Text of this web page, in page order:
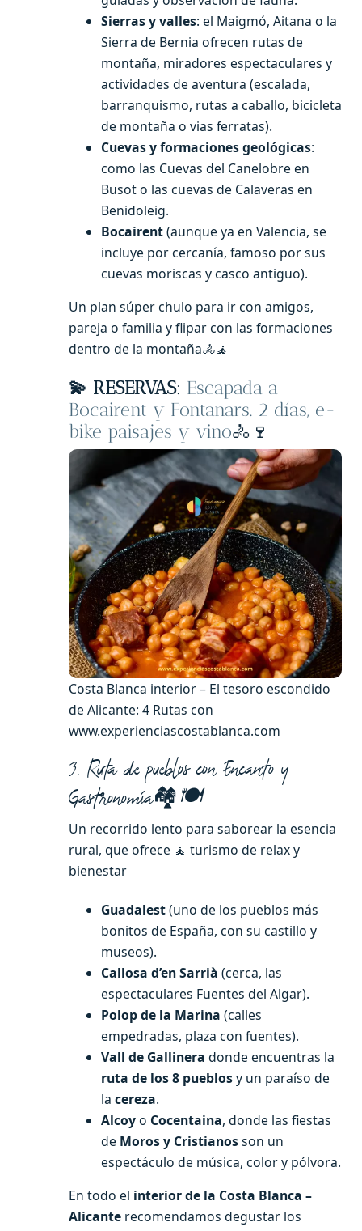
Sierras y valles: el Maigmó, Aitana o la
Sierra de Bernia ofrecen rutas de
montaña, miradores espectaculares y
actividades de aventura (escalada,
barranquismo, rutas a caballo, bicicleta
de montaña o vias ferratas).
Cuevas y formaciones geológicas:
como las Cuevas del Canelobre en
Busot o las cuevas de Calaveras en
Benidoleig.
Bocairent(aunque ya en Valencia, se
incluye por cercanía, famoso por sus
cuevas moriscas y casco antiguo).
Un plan súper chulo para ir con amigos,
pareja o familia y flipar con las formaciones
dentro de la montaña🚴🧘
💫 RESERVAS: Escapada a
Bocairent y Fontanars. 2 días, e-
bike paisajes y vino🚴🍷
Costa Blanca interior – El tesoro escondido
de Alicante: 4 Rutas con
www.experienciascostablanca.com
3. Ruta de pueblos con Encanto y
Gastronomía🏘️ 🍽️
Un recorrido lento para saborear la esencia
rural, que ofrece 🧘 turismo de relax y
bienestar
Guadalest(uno de los pueblos más
bonitos de España, con su castillo y
museos).
Callosa d’en Sarrià (cerca, las
espectaculares Fuentes del Algar).
Polop de la Marina (calles
empedradas, plaza con fuentes).
Vall de Gallinera donde encuentras la
ruta de los 8 pueblosy un paraíso de
la cereza.
Alcoyo Cocentaina, donde las fiestas
de Moros y Cristianosson un
espectáculo de música, color y pólvora.
En todo el interior de la Costa Blanca –
Alicante recomendamos degustar los